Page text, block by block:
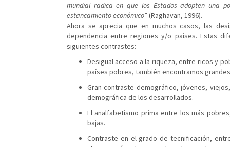
mundial radica en que los Estados adopten una
estancamiento económico” (Raghavan, 1996).
Ahora se aprecia que en muchos casos, las
dependencia entre regiones y/o países. Estas
siguientes contrastes:
Desigual acceso a la riqueza, entre ricos y
países pobres, también encontramos
Gran contraste demográfico, jóvenes,
demográfica de los desarrollados.
El analfabetismo prima entre los más
bajas.
Contraste en el grado de tecnificación,